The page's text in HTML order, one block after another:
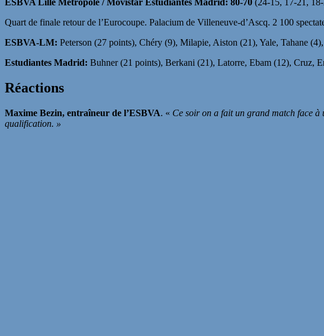
ESBVA Lille Métropole / Movistar Estudiantes Madrid: 80-70 (24-15, 17-21,
Quart de finale retour de l’Eurocoupe. Palacium de Villeneuve-d’Ascq. 2 100
ESBVA-LM: Peterson (27 points), Chéry (9), Milapie, Aiston (21), Yale, Tahane
Estudiantes Madrid: Buhner (21 points), Berkani (21), Latorre, Ebam (12), Cruz,
Réactions
Maxime Bezin, entraîneur de l’ESBVA. « Ce soir on a fait un grand match face à
qualification. »